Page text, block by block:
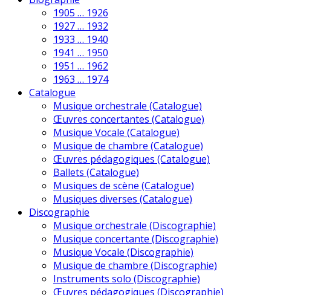
1905 … 1926
1927 … 1932
1933 … 1940
1941 … 1950
1951 … 1962
1963 … 1974
Catalogue
Musique orchestrale (Catalogue)
Œuvres concertantes (Catalogue)
Musique Vocale (Catalogue)
Musique de chambre (Catalogue)
Œuvres pédagogiques (Catalogue)
Ballets (Catalogue)
Musiques de scène (Catalogue)
Musiques diverses (Catalogue)
Discographie
Musique orchestrale (Discographie)
Musique concertante (Discographie)
Musique Vocale (Discographie)
Musique de chambre (Discographie)
Instruments solo (Discographie)
Œuvres pédagogiques (Discographie)